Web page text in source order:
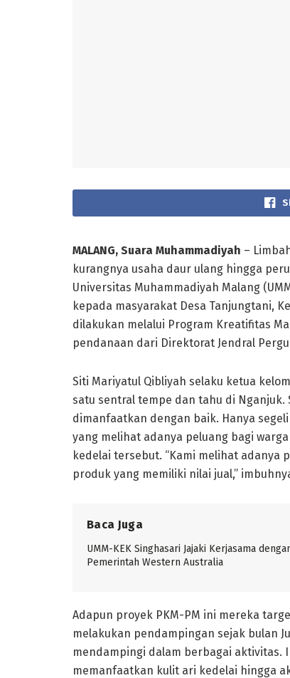
MALANG, Suara Muhammadiyah –
kurangnya usaha daur ulang hingga
Universitas Muhammadiyah Malang
kepada masyarakat Desa Tanjungtani,
dilakukan melalui Program Kreatifitas
pendanaan dari Direktorat Jendral
Siti Mariyatul Qibliyah selaku ketua
satu sentral tempe dan tahu di
dimanfaatkan dengan baik. Hanya
yang melihat adanya peluang bagi
kedelai tersebut. “Kami melihat
produk yang memiliki nilai jual,”
Baca Juga
UMM-KEK Singhasari Jajaki Kerjasama
Pemerintah Western Australia
Adapun proyek PKM-PM ini mereka
melakukan pendampingan sejak bulan
mendampingi dalam berbagai aktivitas.
memanfaatkan kulit ari kedelai hingga